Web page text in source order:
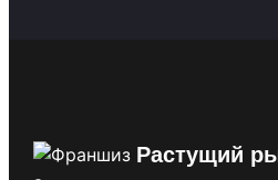
Растущий